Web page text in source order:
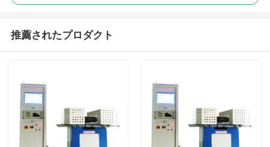
推薦されたプロダクト